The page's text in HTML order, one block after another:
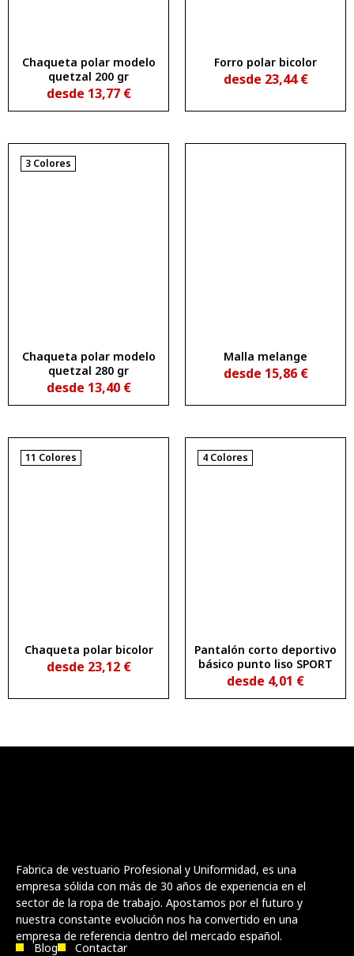
Chaqueta polar modelo
quetzal 200 gr
desde 13,77 €
Forro polar bicolor
desde 23,44€
3 Colores
Chaqueta polar modelo
quetzal 280 gr
desde 13,40 €
Malla melange
desde 15,86 €
11 Colores
Chaqueta polar bicolor
desde 23,12 €
4 Colores
Pantalón corto deportivo
básico punto liso SPORT
desde 4,01 €
Fabrica de vestuario Profesional y Uniformidad, es una
empresa sólida con más de 30 años de experiencia en el
sector de la ropa de trabajo. Apostamos por el futuro y
nuestra constante evolución nos ha convertido en una
empresa de referencia dentro del mercado español.
Blog Contactar